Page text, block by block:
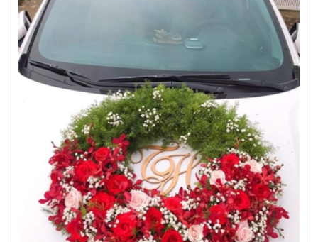
*Ghi chú:
- Hoa tươi là sản phẩm tự nhiên, đặc thù thủ công nên sản
phẩm hoa sau khi hoàn thành sẽ giống 85 - 95% so với hình
ảnh sẵn có.
- Một số hoa phụ, lá, phụ kiện trên mẫu có thể thay đổi tùy
thuộc vào từng mùa, và từng tỉnh thành.
- Màu sắc của hoa thực tế nhận được có thể thay đổi chút ít